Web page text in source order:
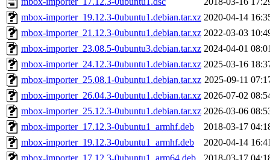
mbox-importer_19.12.3-0ubuntu1.debian.tar.xz 2020-04-14
mbox-importer_21.12.3-0ubuntu1.debian.tar.xz 2022-03-03
mbox-importer_23.08.5-0ubuntu3.debian.tar.xz 2024-04-01
mbox-importer_24.12.3-0ubuntu1.debian.tar.xz 2025-03-16
mbox-importer_25.08.1-0ubuntu1.debian.tar.xz 2025-09-11
mbox-importer_26.04.3-0ubuntu1.debian.tar.xz 2026-07-02
mbox-importer_25.12.3-0ubuntu1.debian.tar.xz 2026-03-06
mbox-importer_17.12.3-0ubuntu1_armhf.deb
2018-03-17
mbox-importer_19.12.3-0ubuntu1_armhf.deb
2020-04-14